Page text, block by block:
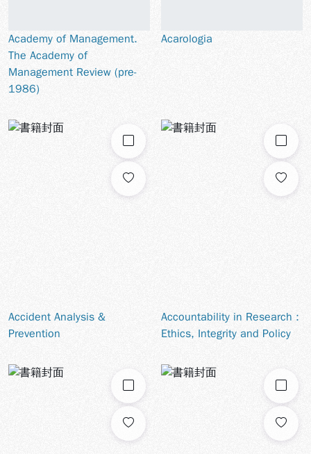
Academy of Management.
The Academy of
Management Review (pre-
1986)
Acarologia
勾選
Accident Analysis &
Prevention
勾選
Accountability in Research :
Ethics, Integrity and Policy
勾選 勾選